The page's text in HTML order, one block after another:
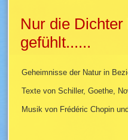
Nur die Dichter
gefühlt......
Geheimnisse der Natur in
Texte von Schiller, Goethe,
Musik von Frédéric Chopin